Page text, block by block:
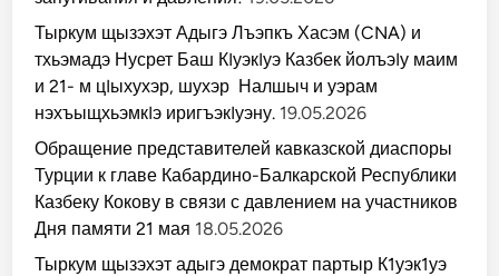
Тыркум щызэхэт Адыгэ Лъэпкъ Хасэм (CNA) и
тхьэмадэ Нусрет Баш КIуэкIуэ Казбек йолъэIу маим
и 21- м цIыхухэр, шухэр Налшыч и уэрам
нэхъыщхьэмкIэ иригъэкIуэну. 19.05.2026
Обращение представителей кавказской диаспоры
Турции к главе Кабардино-Балкарской Республики
Казбеку Кокову в связи с давлением на участников
Дня памяти 21 мая 18.05.2026
Тыркум щызэхэт адыгэ демократ партыр К1уэк1уэ